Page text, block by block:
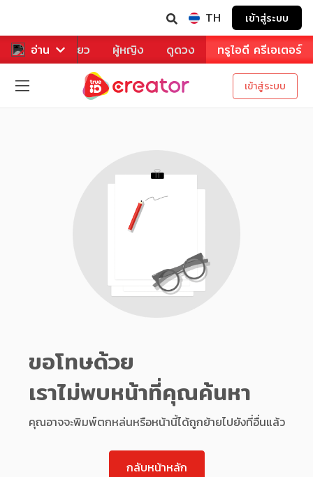
TH เข้าสู่ระบบ
อ่าน
หาร ท่องเที่ยว ผู้หญิง ดูดวง ทรูไอดี ครีเอเตอร์
เข้าสู่ระบบ
ขอโทษด้วย
เราไม่พบหน้าที่คุณค้นหา
คุณอาจจะพิมพ์ตกหล่นหรือหน้านี้ได้ถูกย้ายไปยังที่อื่นแล้ว
กลับหน้าหลัก